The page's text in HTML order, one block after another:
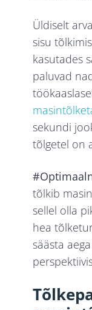
Üldiselt
sisu
kasutades
paluvad
sekundi
tõlgetel on
tõlkib
sellel olla
hea
säästa